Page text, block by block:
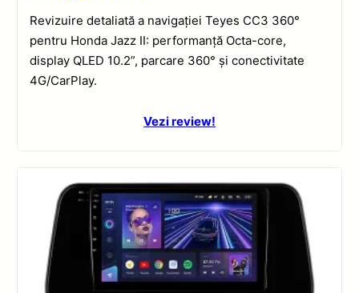
Revizuire detaliată a navigației Teyes CC3 360°
pentru Honda Jazz II: performanță Octa-core,
display QLED 10.2”, parcare 360° și conectivitate
4G/CarPlay.
Vezi review!